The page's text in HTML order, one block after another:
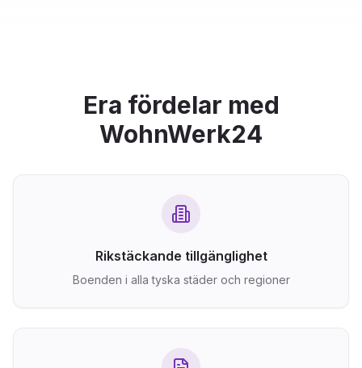
Era fördelar med
WohnWerk24
Rikstäckande tillgänglighet
Boenden i alla tyska städer och regioner